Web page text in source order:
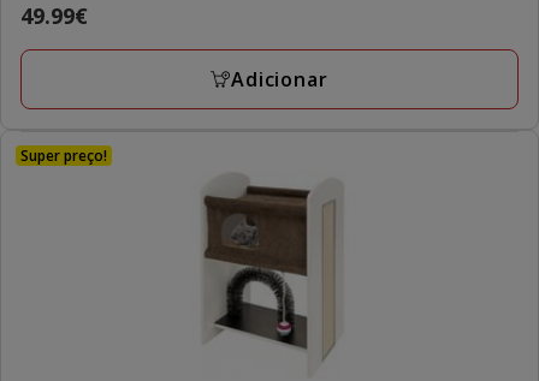
Preço
49.99€
49.99€
Adicionar
Super preço!